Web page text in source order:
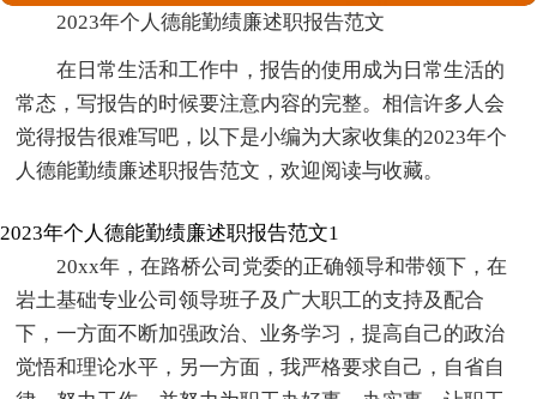
2023年个人德能勤绩廉述职报告范文
在日常生活和工作中，报告的使用成为日常生活的
常态，写报告的时候要注意内容的完整。相信许多人会
觉得报告很难写吧，以下是小编为大家收集的2023年个
人德能勤绩廉述职报告范文，欢迎阅读与收藏。
2023年个人德能勤绩廉述职报告范文1
20xx年，在路桥公司党委的正确领导和带领下，在
岩土基础专业公司领导班子及广大职工的支持及配合
下，一方面不断加强政治、业务学习，提高自己的政治
觉悟和理论水平，另一方面，我严格要求自己，自省自